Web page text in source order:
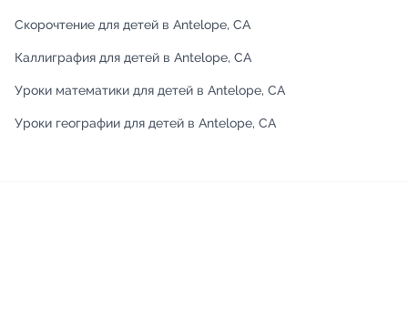
Скорочтение для детей в Antelope, CA
Каллиграфия для детей в Antelope, CA
Уроки математики для детей в Antelope, CA
Уроки географии для детей в Antelope, CA